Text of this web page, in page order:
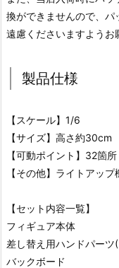
換ができませんので、
遠慮くださいますようお
製品仕様
【スケール】1/6
【サイズ】高さ約30cm
【可動ポイント】32箇所
【その他】ライトアッ
【セット内容一覧】
フィギュア本体
差し替え用ハンドパーツ
バックボード